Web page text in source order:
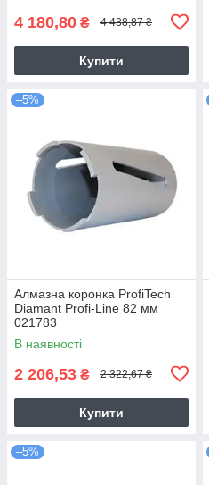
4 180,80 ₴ 4 438,87 ₴
Купити
–5%
Алмазна коронка ProfiTech
Diamant Profi-Line 82 мм
021783
В наявності
2 206,53 ₴ 2 322,67 ₴
Купити
–5%